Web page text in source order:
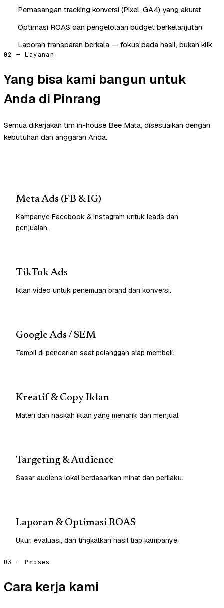
Pemasangan tracking konversi (Pixel, GA4) yang akurat
Optimasi ROAS dan pengelolaan budget berkelanjutan
Laporan transparan berkala — fokus pada hasil, bukan klik
02 — Layanan
Yang bisa kami bangun untuk
Anda di Pinrang
Semua dikerjakan tim in-house Bee Mata, disesuaikan dengan
kebutuhan dan anggaran Anda.
Meta Ads (FB & IG)
Kampanye Facebook & Instagram untuk leads dan
penjualan.
TikTok Ads
Iklan video untuk penemuan brand dan konversi.
Google Ads / SEM
Tampil di pencarian saat pelanggan siap membeli.
Kreatif & Copy Iklan
Materi dan naskah iklan yang menarik dan menjual.
Targeting & Audience
Sasar audiens lokal berdasarkan minat dan perilaku.
Laporan & Optimasi ROAS
Ukur, evaluasi, dan tingkatkan hasil tiap kampanye.
03 — Proses
Cara kerja kami